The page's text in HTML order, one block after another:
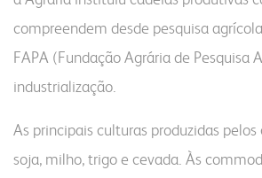
perfil
histórico
missão, visão e valores
sementes
nutrição animal
fapa radar
produtos
assistência técnica
congresso bovino
compreendem desde pesquisa
FAPA (Fundação Agrária de Pesquisa
industrialização.
As principais culturas produzidas pelos
soja, milho, trigo e cevada. Às